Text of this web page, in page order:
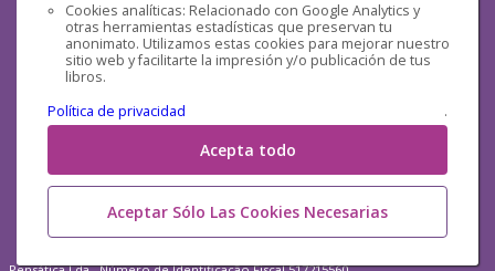
Cookies analíticas: Relacionado con Google Analytics y
otras herramientas estadísticas que preservan tu
anonimato. Utilizamos estas cookies para mejorar nuestro
sitio web y facilitarte la impresión y/o publicación de tus
libros.
Política de privacidad
.
Acepta todo
Aceptar Sólo Las Cookies Necesarias
Redes sociales